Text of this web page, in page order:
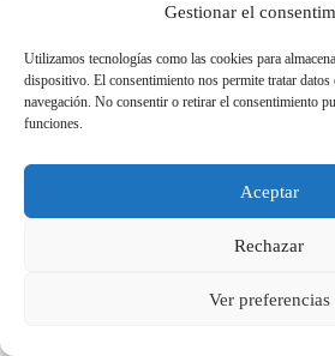
Gestionar el
Utilizamos tecnologías como las cookies para
dispositivo. El consentimiento nos permite tratar
navegación. No consentir o retirar el consentimiento
funciones.
Aceptar
Rechazar
Ver preferencias
Documentación orientada a
interiorismo, decoración y
Llamar al 696 96 29